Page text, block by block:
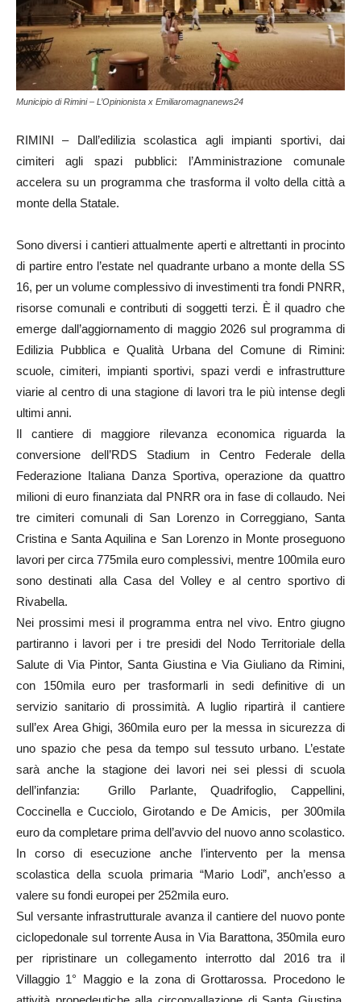
Municipio di Rimini – L’Opinionista x Emiliaromagnanews24
RIMINI – Dall’edilizia scolastica agli impianti sportivi, dai
cimiteri agli spazi pubblici: l’Amministrazione comunale
accelera su un programma che trasforma il volto della città a
monte della Statale.
Sono diversi i cantieri attualmente aperti e altrettanti in procinto
di partire entro l’estate nel quadrante urbano a monte della SS
16, per un volume complessivo di investimenti tra fondi PNRR,
risorse comunali e contributi di soggetti terzi. È il quadro che
emerge dall’aggiornamento di maggio 2026 sul programma di
Edilizia Pubblica e Qualità Urbana del Comune di Rimini:
scuole, cimiteri, impianti sportivi, spazi verdi e infrastrutture
viarie al centro di una stagione di lavori tra le più intense degli
ultimi anni.
Il cantiere di maggiore rilevanza economica riguarda la
conversione dell’RDS Stadium in Centro Federale della
Federazione Italiana Danza Sportiva, operazione da quattro
milioni di euro finanziata dal PNRR ora in fase di collaudo. Nei
tre cimiteri comunali di San Lorenzo in Correggiano, Santa
Cristina e Santa Aquilina e San Lorenzo in Monte proseguono
lavori per circa 775mila euro complessivi, mentre 100mila euro
sono destinati alla Casa del Volley e al centro sportivo di
Rivabella.
Nei prossimi mesi il programma entra nel vivo. Entro giugno
partiranno i lavori per i tre presidi del Nodo Territoriale della
Salute di Via Pintor, Santa Giustina e Via Giuliano da Rimini,
con 150mila euro per trasformarli in sedi definitive di un
servizio sanitario di prossimità. A luglio ripartirà il cantiere
sull’ex Area Ghigi, 360mila euro per la messa in sicurezza di
uno spazio che pesa da tempo sul tessuto urbano. L’estate
sarà anche la stagione dei lavori nei sei plessi di scuola
dell’infanzia: Grillo Parlante, Quadrifoglio, Cappellini,
Coccinella e Cucciolo, Girotando e De Amicis, per 300mila
euro da completare prima dell’avvio del nuovo anno scolastico.
In corso di esecuzione anche l’intervento per la mensa
scolastica della scuola primaria “Mario Lodi”, anch’esso a
valere su fondi europei per 252mila euro.
Sul versante infrastrutturale avanza il cantiere del nuovo ponte
ciclopedonale sul torrente Ausa in Via Barattona, 350mila euro
per ripristinare un collegamento interrotto dal 2016 tra il
Villaggio 1° Maggio e la zona di Grottarossa. Procedono le